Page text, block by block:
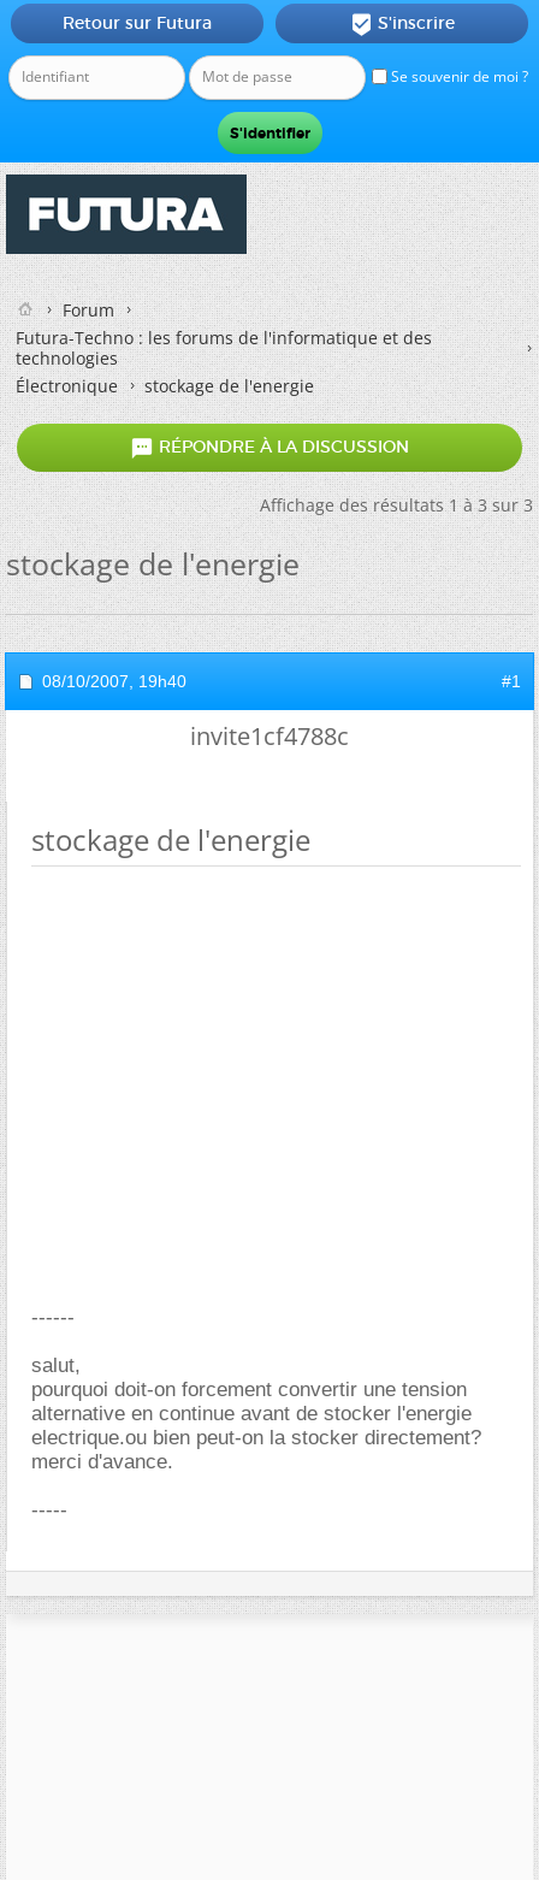
Se souvenir de moi ?
Retour sur Futura  S'inscrire
Forum
Futura-Techno : les forums de l'informatique et des
technologies
Électronique
stockage de l'energie
 RÉPONDRE À LA DISCUSSION
Affichage des résultats 1 à 3 sur 3
stockage de l'energie
08/10/2007, 19h40 #1
invite1cf4788c
stockage de l'energie
------
salut,
pourquoi doit-on forcement convertir une tension
alternative en continue avant de stocker l'energie
electrique.ou bien peut-on la stocker directement?
merci d'avance.
-----